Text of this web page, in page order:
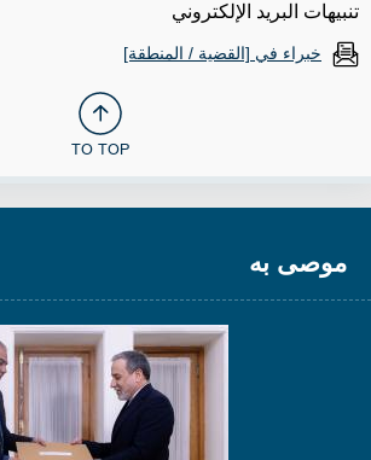
تنبيهات البريد الإلكتروني
خبراء في [القضية / المنطقة]
TO TOP
موصى به